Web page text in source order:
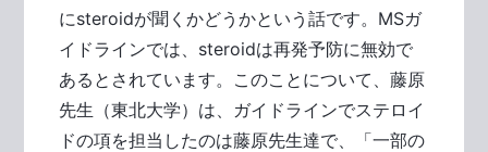
にsteroidが聞くかどうかという話です。MSガ
イドラインでは、steroidは再発予防に無効で
あるとされています。このことについて、藤原
先生（東北大学）は、ガイドラインでステロイ
ドの項を担当したのは藤原先生達で、「一部の